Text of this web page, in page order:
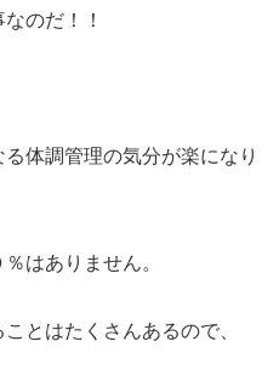
のだ！！
体調管理の気分が楽になり
はありません。
とはたくさんあるので、